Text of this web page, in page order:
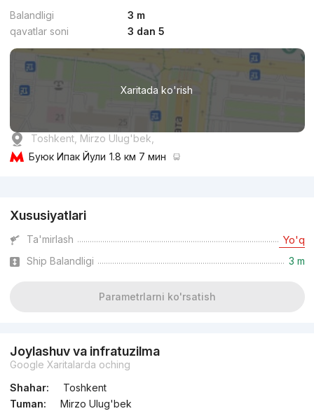
Balandligi
3 m
qavatlar soni
3 dan 5
Xaritada ko'rish
Toshkent, Mirzo Ulug'bek,
Буюк Ипак Йули 1.8 км 7 мин
Xususiyatlari
Ta'mirlash Yo'q
Ship Balandligi 3 m
Parametrlarni ko'rsatish
Joylashuv va infratuzilma
Google Xaritalarda oching
Shahar:
Toshkent
Tuman:
Mirzo Ulug'bek